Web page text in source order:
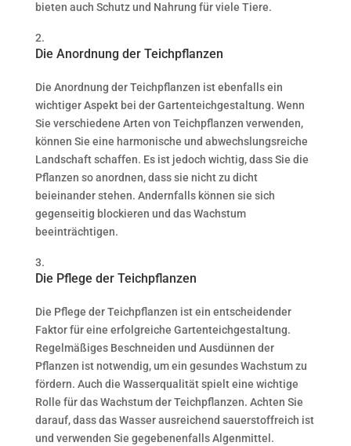
bieten auch Schutz und Nahrung für viele Tiere.
Die Anordnung der Teichpflanzen
Die Anordnung der Teichpflanzen ist ebenfalls ein
wichtiger Aspekt bei der Gartenteichgestaltung. Wenn
Sie verschiedene Arten von Teichpflanzen verwenden,
können Sie eine harmonische und abwechslungsreiche
Landschaft schaffen. Es ist jedoch wichtig, dass Sie die
Pflanzen so anordnen, dass sie nicht zu dicht
beieinander stehen. Andernfalls können sie sich
gegenseitig blockieren und das Wachstum
beeinträchtigen.
Die Pflege der Teichpflanzen
Die Pflege der Teichpflanzen ist ein entscheidender
Faktor für eine erfolgreiche Gartenteichgestaltung.
Regelmäßiges Beschneiden und Ausdünnen der
Pflanzen ist notwendig, um ein gesundes Wachstum zu
fördern. Auch die Wasserqualität spielt eine wichtige
Rolle für das Wachstum der Teichpflanzen. Achten Sie
darauf, dass das Wasser ausreichend sauerstoffreich ist
und verwenden Sie gegebenenfalls Algenmittel.